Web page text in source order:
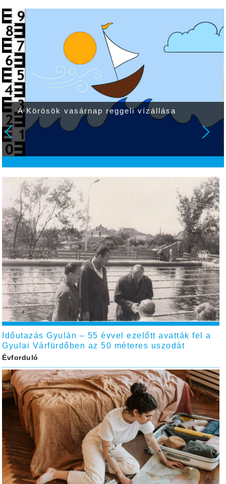
A Körösök vasárnap reggeli vízállása
Időutazás Gyulán – 55 évvel ezelőtt avatták fel a
Gyulai Várfürdőben az 50 méteres uszodát
Évforduló